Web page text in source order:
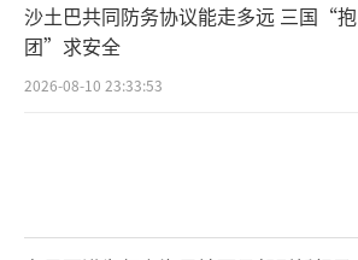
沙土巴共同防务协议能走多远 三国“抱
团”求安全
2026-08-10 23:33:53